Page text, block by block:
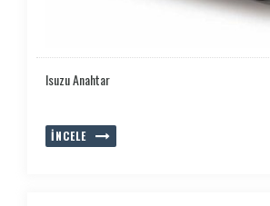
Isuzu Anahtar
İNCELE